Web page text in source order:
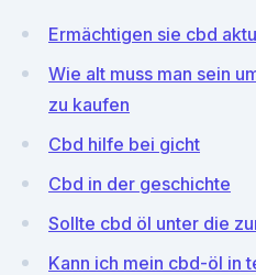
Ermächtigen sie cbd
Wie alt muss man sein
zu kaufen
Cbd hilfe bei gicht
Cbd in der geschichte
Sollte cbd öl unter die
Kann ich mein cbd-öl in